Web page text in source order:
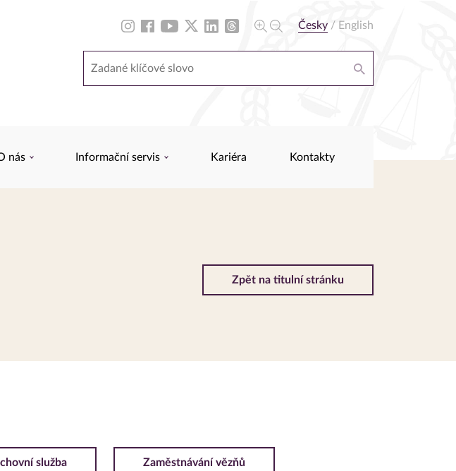
Česky / English
nás Informační servis Kariéra Kontakty
Zpět na titulní stránku
služba Zaměstnávání vězňů